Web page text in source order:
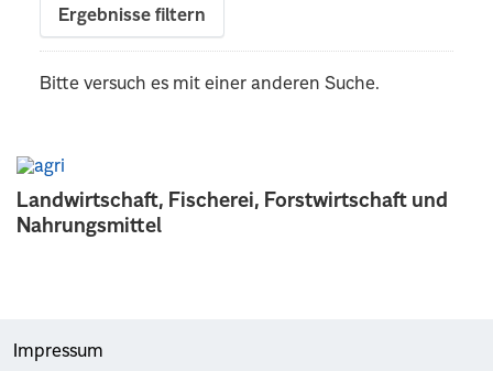
Landwirtschaft, Fischerei, Forstwirtschaft und
Nahrungsmittel
Ergebnisse filtern
Bitte versuch es mit einer anderen Suche.
Impressum